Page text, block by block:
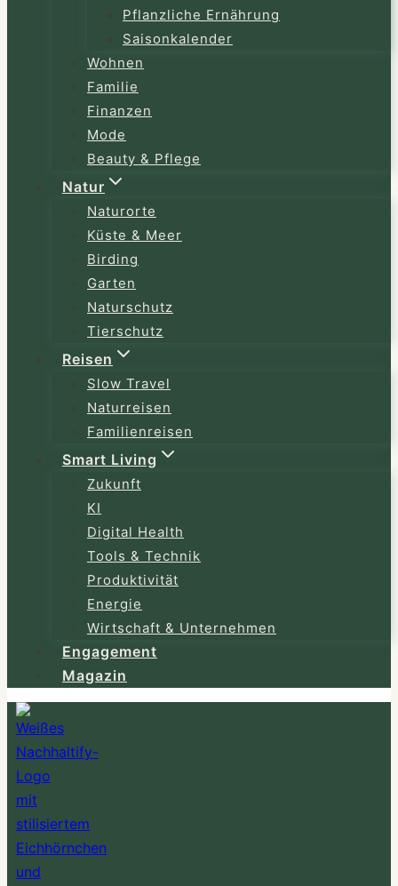
Pflanzliche Ernährung
Saisonkalender
Wohnen
Familie
Finanzen
Mode
Beauty & Pflege
Natur
Naturorte
Küste & Meer
Birding
Garten
Naturschutz
Tierschutz
Reisen
Slow Travel
Naturreisen
Familienreisen
Smart Living
Zukunft
KI
Digital Health
Tools & Technik
Produktivität
Energie
Wirtschaft & Unternehmen
Engagement
Magazin